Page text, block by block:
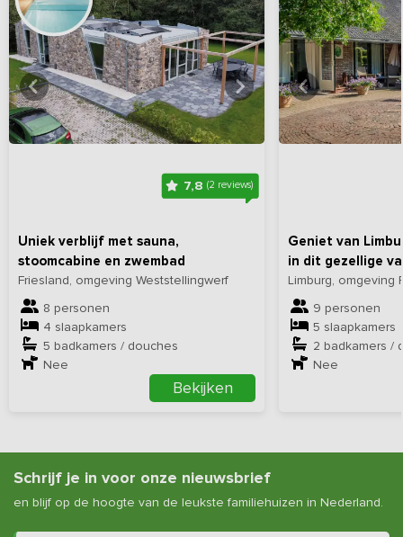
7,8(2 reviews)
Uniek verblijf met sauna,
stoomcabine en zwembad
Friesland, omgeving Weststellingwerf
8 personen
4 slaapkamers
5 badkamers / douches
Nee
Bekijken
Bekijkhieralle foto's
Geniet van
in dit gezellige
Limburg, omgeving
9 personen
5 slaapkamers
2 badkamers /
Nee
Bekijk
Schrijf je in voor onze nieuwsbrief
en blijf op de hoogte van de leukste familiehuizen in Nederland.